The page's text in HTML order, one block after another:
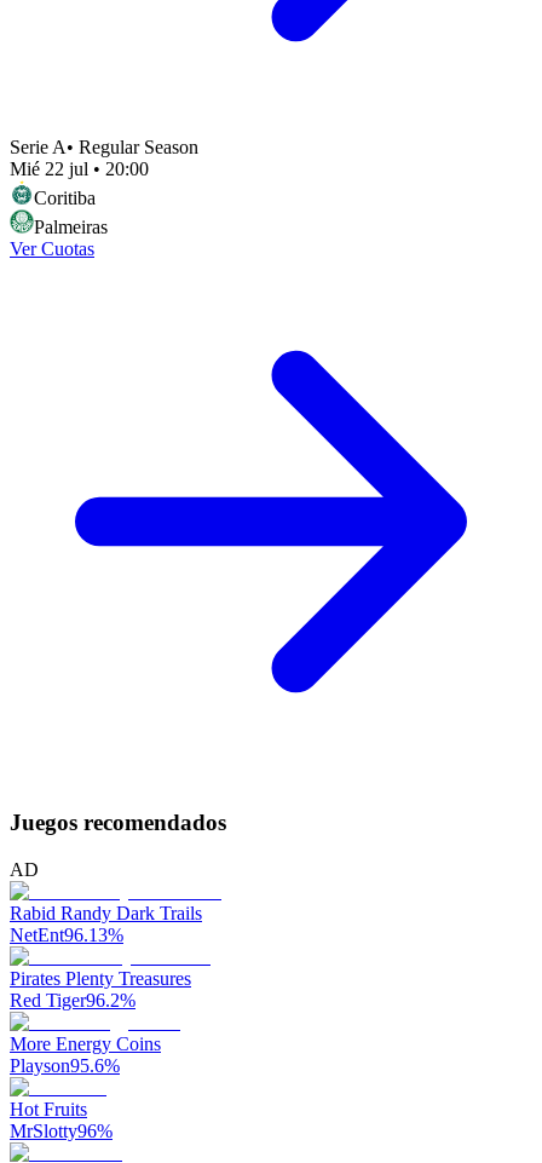
Serie A• Regular Season
Mié 22 jul • 20:00
Coritiba
Palmeiras
Ver Cuotas
Juegos recomendados
AD
Rabid Randy Dark Trails
NetEnt96.13%
Pirates Plenty Treasures
Red Tiger96.2%
More Energy Coins
Playson95.6%
Hot Fruits
MrSlotty96%